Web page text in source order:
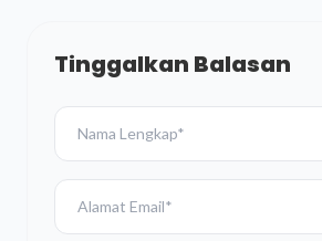
Tinggalkan Balasan